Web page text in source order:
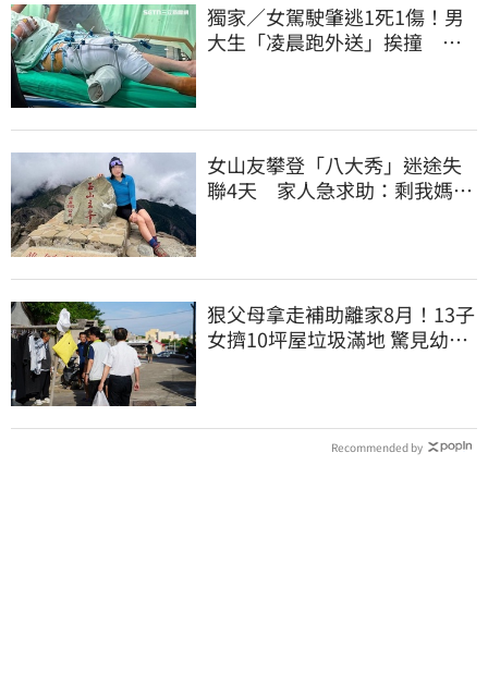
獨家／女駕駛肇逃1死1傷！男
大生「凌晨跑外送」挨撞 媽
女山友攀登「八大秀」迷途失
聯4天 家人急求助：剩我媽還
狠父母拿走補助離家8月！13子
女擠10坪屋垃圾滿地 驚見幼童
Recommended by